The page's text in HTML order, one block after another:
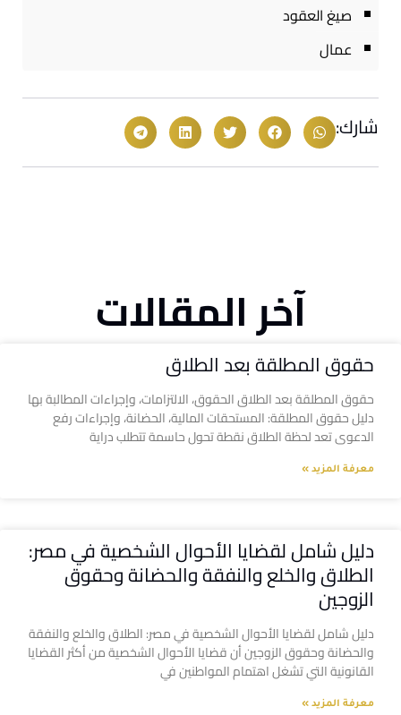
صيغ العقود
عمال
شارك:
آخر المقالات
حقوق المطلقة بعد الطلاق
حقوق المطلقة بعد الطلاق الحقوق، الالتزامات، وإجراءات المطالبة بها
دليل حقوق المطلقة: المستحقات المالية، الحضانة، وإجراءات رفع
الدعوى تعد لحظة الطلاق نقطة تحول حاسمة تتطلب دراية
معرفة المزيد »
دليل شامل لقضايا الأحوال الشخصية في مصر:
الطلاق والخلع والنفقة والحضانة وحقوق
الزوجين
دليل شامل لقضايا الأحوال الشخصية في مصر: الطلاق والخلع والنفقة
والحضانة وحقوق الزوجين أن قضايا الأحوال الشخصية من أكثر القضايا
القانونية التي تشغل اهتمام المواطنين في
معرفة المزيد »